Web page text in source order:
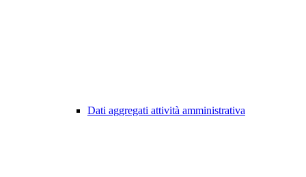
Dati aggregati attività amministrativa